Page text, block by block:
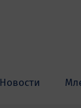
Новости